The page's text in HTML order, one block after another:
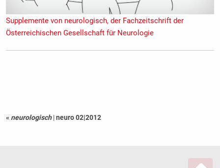
Supplemente von neurologisch, der Fachzeitschrift der
Österreichischen Gesellschaft für Neurologie
« neurologisch |neuro 02|2012